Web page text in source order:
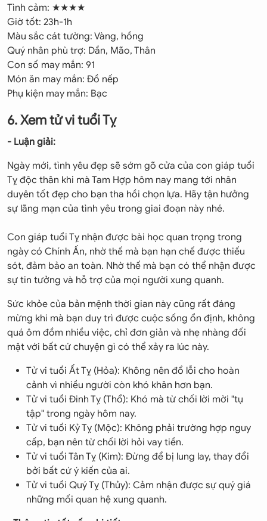
Tình cảm: ★★★★
Giờ tốt: 23h-1h
Màu sắc cát tường: Vàng, hồng
Quý nhân phù trợ: Dần, Mão, Thân
Con số may mắn: 91
Món ăn may mắn: Đồ nếp
Phụ kiện may mắn: Bạc
6. Xem tử vi tuổi Tỵ
- Luận giải:
Ngày mới, tình yêu đẹp sẽ sớm gõ cửa của con giáp tuổi
Tỵ độc thân khi mà Tam Hợp hôm nay mang tới nhân
duyên tốt đẹp cho bạn tha hồi chọn lựa. Hãy tận hưởng
sự lãng mạn của tình yêu trong giai đoạn này nhé.
Con giáp tuổi Tỵ nhận được bài học quan trọng trong
ngày có Chính Ấn, nhờ thế mà bạn hạn chế được thiếu
sót, đảm bảo an toàn. Nhờ thế mà bạn có thể nhận được
sự tin tưởng và hỗ trợ của mọi người xung quanh.
Sức khỏe của bản mệnh thời gian này cũng rất đáng
mừng khi mà bạn duy trì được cuộc sống ổn định, không
quá ôm đồm nhiều việc, chỉ đơn giản và nhẹ nhàng đối
mặt với bất cứ chuyện gì có thể xảy ra lúc này.
Tử vi tuổi Ất Tỵ (Hỏa): Không nên đổ lỗi cho hoàn
cảnh vì nhiều người còn khó khăn hơn bạn.
Tử vi tuổi Đinh Tỵ (Thổ): Khó mà từ chối lời mời "tụ
tập" trong ngày hôm nay.
Tử vi tuổi Kỷ Tỵ (Mộc): Không phải trường hợp nguy
cấp, bạn nên từ chối lời hỏi vay tiền.
Tử vi tuổi Tân Tỵ (Kim): Đừng để bị lung lay, thay đổi
bởi bất cứ ý kiến của ai.
Tử vi tuổi Quý Tỵ (Thủy): Cảm nhận được sự quý giá
những mối quan hệ xung quanh.